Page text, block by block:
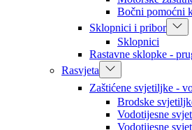
Bočni pomoćni
Sklopnici i pribor
Sklopnici
Rastavne sklopke -
Rasvjeta
Zaštićene svjetiljke -
Brodske
Vodotijesne
Vodotijesne